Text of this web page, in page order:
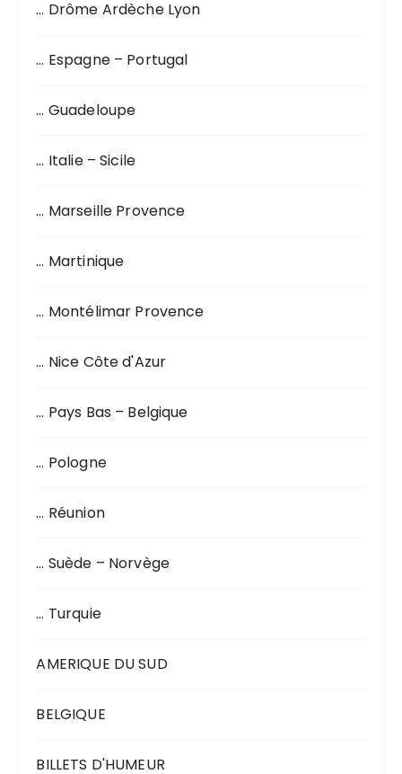
… Drôme Ardèche Lyon
… Espagne – Portugal
… Guadeloupe
… Italie – Sicile
… Marseille Provence
… Martinique
… Montélimar Provence
… Nice Côte d'Azur
… Pays Bas – Belgique
… Pologne
… Réunion
… Suède – Norvège
… Turquie
AMERIQUE DU SUD
BELGIQUE
BILLETS D'HUMEUR